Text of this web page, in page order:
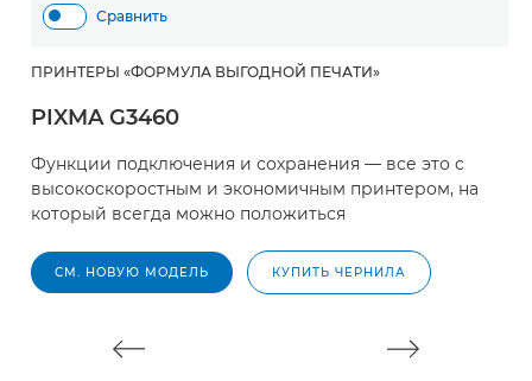
Сравнить
ПРИНТЕРЫ «ФОРМУЛА ВЫГОДНОЙ ПЕЧАТИ»
PIXMA G3460
Функции подключения и сохранения — все это с
высокоскоростным и экономичным принтером, на
который всегда можно положиться
СМ. НОВУЮ МОДЕЛЬ КУПИТЬ ЧЕРНИЛА